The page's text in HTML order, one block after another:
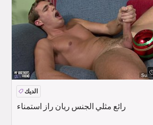
رائع مثلي الجنس ريان راز استمناء
الديك